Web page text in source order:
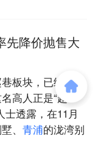
先降价抛售大
板块，已经有楼
高人正是“超
士透露，在11月
、 青浦的泷湾别